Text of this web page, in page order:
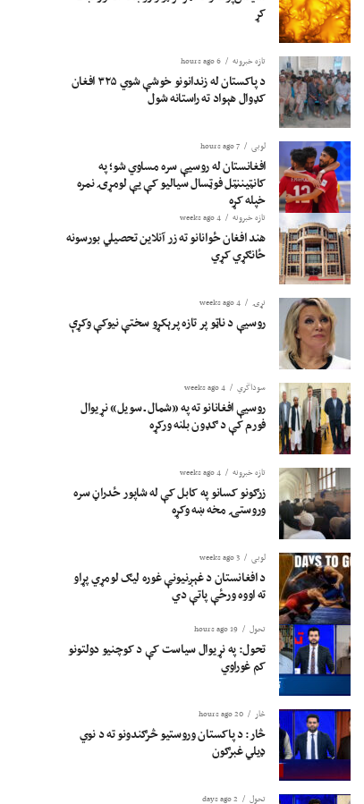
کړ
تازه خبرونه 6 hours ago
د پاکستان له زندانونو خوشې شوي ۳۲۵ افغان
کډوال هېواد ته راستانه شول
لوبی 7 hours ago
افغانستان له روسیې سره مساوي شو؛ په
کانټیننټل فوټسال سیالیو کې یې لومړۍ نمره
خپله کړه
تازه خبرونه 4 weeks ago
هند افغان ځوانانو ته زر آنلاین تحصیلي بورسونه
ځانګړي کړي
نړۍ 4 weeks ago
روسیې د ناټو پر تازه پرېکړو سختې نیوکې وکړې
سوداگري 4 weeks ago
روسیې افغانانو ته په «شمال ـ سویل» نړیوال
فورم کې د ګډون بلنه ورکړه
تازه خبرونه 4 weeks ago
زرګونو کسانو په کابل کې له شاپور ځدراڼ سره
وروستۍ مخه ښه وکړه
لوبی 3 weeks ago
د افغانستان د غېږنیونې غوره لیګ لومړي پړاو
ته اووه ورځې پاتې دي
تحول 19 hours ago
تحول: په نړیوال سیاست کې د کوچنیو دولتونو
کم غوراوي
څار 20 hours ago
څار: د پاکستان وروستیو څرګندونو ته د نوي
ډیلي غبرګون
تحول 2 days ago